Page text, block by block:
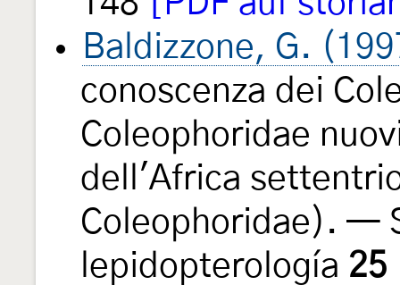
Baldizzone, G.
conoscenza dei
Coleophoridae
dell'Africa
Coleophoridae). —
lepidopterología 25